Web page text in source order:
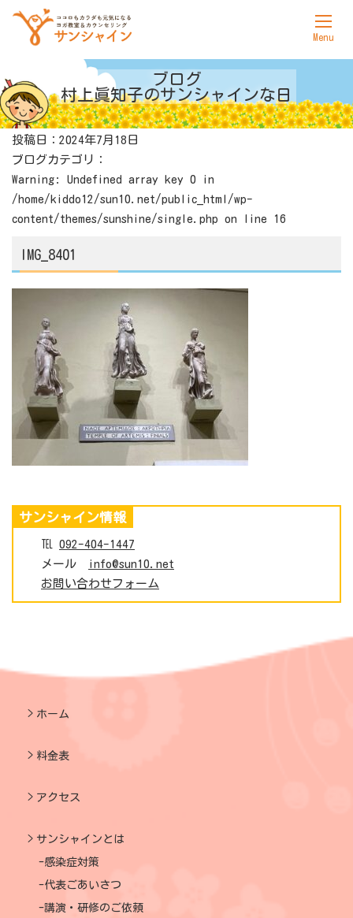
サンシャインについて
ヨガ
カウンセリング
料金表
アクセス
ブログ
村上眞知子のサンシャインな日
投稿日：2024年7月18日
ブログカテゴリ：
Warning : Undefined array key 0 in
/home/kiddo12/sun10.net/public_html/wp-
content/themes/sunshine/single.php on line 16
IMG_8401
サンシャイン情報
℡ 092-404-1447
メール
info@sun10.net
お問い合わせフォーム
ホーム
料金表
アクセス
サンシャインとは
感染症対策
代表ごあいさつ
講演・研修のご依頼